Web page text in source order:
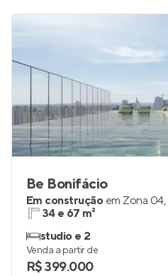
Be Bonifácio
Em construção em Zona 04,
34 e 67 m²
studio e 2
Venda a partir de
R$ 399.000